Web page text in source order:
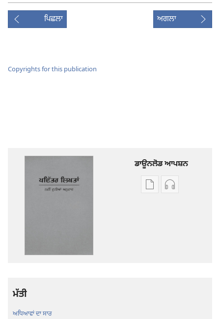
ਪਿਛਲਾ ਅਗਲਾ
Copyrights for this publication
ਡਾਊਨਲੋਡ ਆਪਸ਼ਨ
ਡਿਜੀਟਲਆਡੀਓ
ਮੱਤੀ
ਅਧਿਆਵਾਂ ਦਾ ਸਾਰ